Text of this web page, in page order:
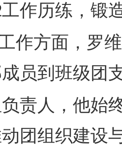
工作历练，锻
作方面，罗
员到班级团
责人，他始
团组织建设